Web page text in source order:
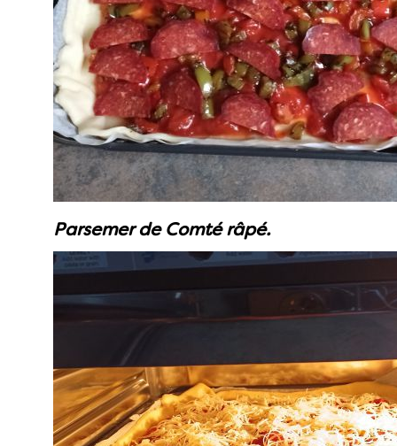
Parsemerde Comté râpé.